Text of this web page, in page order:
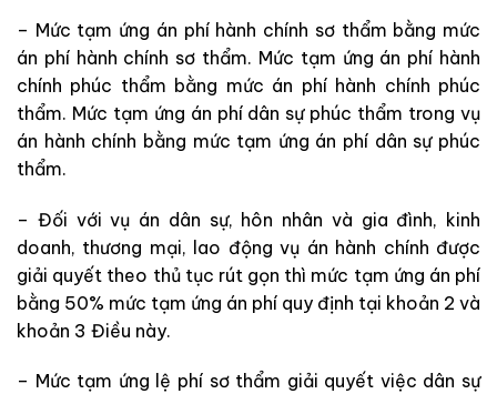
– Mức tạm ứng án phí hành chính sơ thẩm bằng mức
án phí hành chính sơ thẩm. Mức tạm ứng án phí hành
chính phúc thẩm bằng mức án phí hành chính phúc
thẩm. Mức tạm ứng án phí dân sự phúc thẩm trong vụ
án hành chính bằng mức tạm ứng án phí dân sự phúc
thẩm.
– Đối với vụ án dân sự, hôn nhân và gia đình, kinh
doanh, thương mại, lao động vụ án hành chính được
giải quyết theo thủ tục rút gọn thì mức tạm ứng án phí
bằng 50% mức tạm ứng án phí quy định tại khoản 2 và
khoản 3 Điều này.
– Mức tạm ứng lệ phí sơ thẩm giải quyết việc dân sự